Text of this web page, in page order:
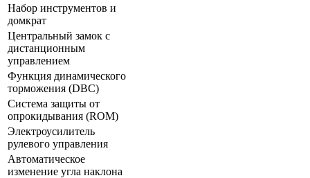
Набор инструментов и
домкрат
Центральный замок с
дистанционным
управлением
Функция динамического
торможения (DBC)
Система защиты от
опрокидывания (ROM)
Электроусилитель
рулевого управления
Автоматическое
изменение угла наклона